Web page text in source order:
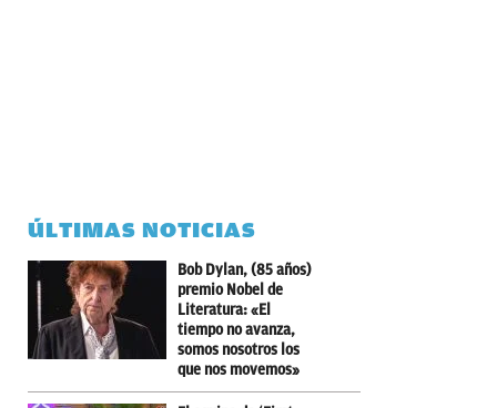
ÚLTIMAS NOTICIAS
Bob Dylan, (85 años)
premio Nobel de
Literatura: «El
tiempo no avanza,
somos nosotros los
que nos movemos»